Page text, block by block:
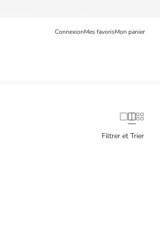
ConnexionMes favorisMon panier
Filtrer et Trier